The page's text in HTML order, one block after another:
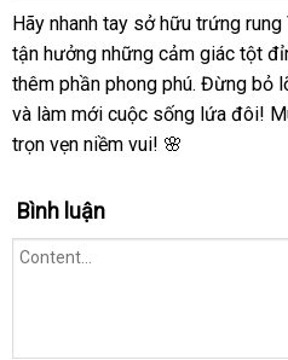
Mua
Ngay
Hãy nhanh tay sở hữu trứng
tận hưởng những cảm giác tột
thêm phần phong phú. Đừng bỏ
và làm mới cuộc sống lứa đôi!
trọn vẹn niềm vui! 🌸
Bình luận